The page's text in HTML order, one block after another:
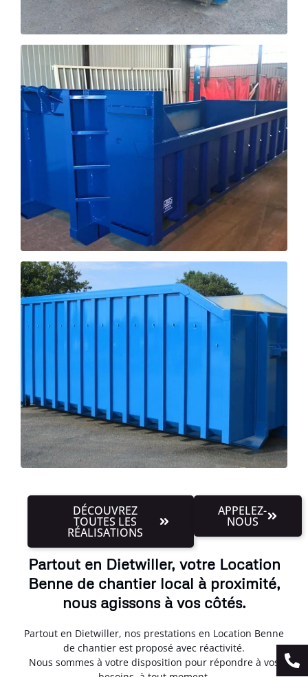
DÉCOUVREZ
TOUTES LES
RÉALISATIONS
APPELEZ-
NOUS
Partout en Dietwiller, votre Location
Benne de chantier local à proximité,
nous agissons à vos côtés.
Partout en Dietwiller, nos prestations en Location Benne
de chantier est proposé avec réactivité.
Nous sommes à votre disposition pour répondre à vos